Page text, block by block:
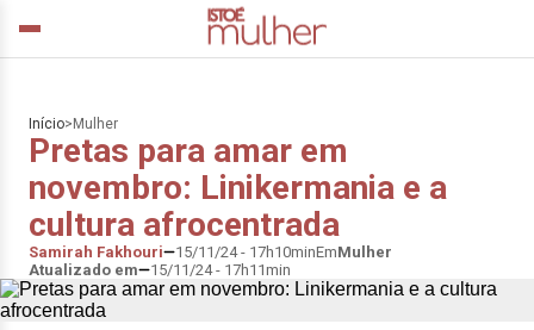
Início> Mulher
Pretas para amar em
novembro: Linikermania e a
cultura afrocentrada
Samirah Fakhouri 15/11/24 - 17h10minEmMulher
Atualizado em
15/11/24 - 17h11min